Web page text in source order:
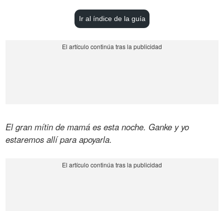
Ir al índice de la guía
El gran mítin de mamá es esta noche. Ganke y yo
estaremos allí para apoyarla.